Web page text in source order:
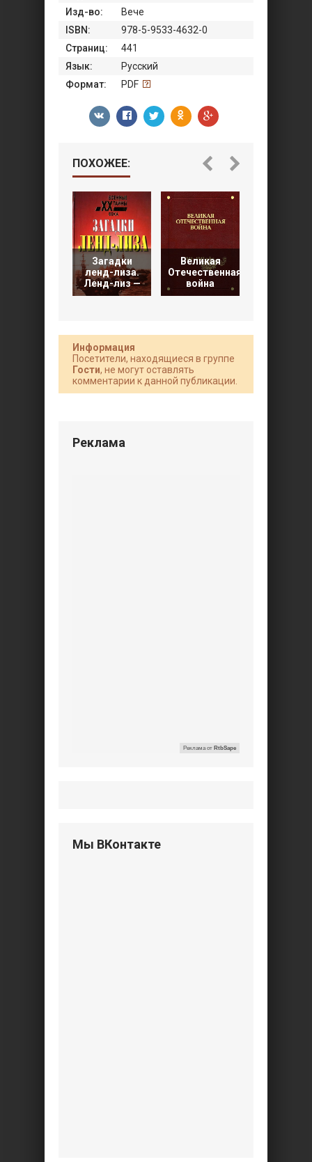
Изд-во:
Вече
ISBN:
978-5-9533-4632-0
Страниц:
441
Язык:
Русский
Формат:
PDF
ПОХОЖЕЕ:
Загадки
ленд-лиза.
Ленд-лиз —
Великая
Отечественная
война
Информация
Посетители, находящиеся в группе
Гости, не могут оставлять
комментарии к данной публикации.
Реклама
Реклама от RtbSape
Мы ВКонтакте